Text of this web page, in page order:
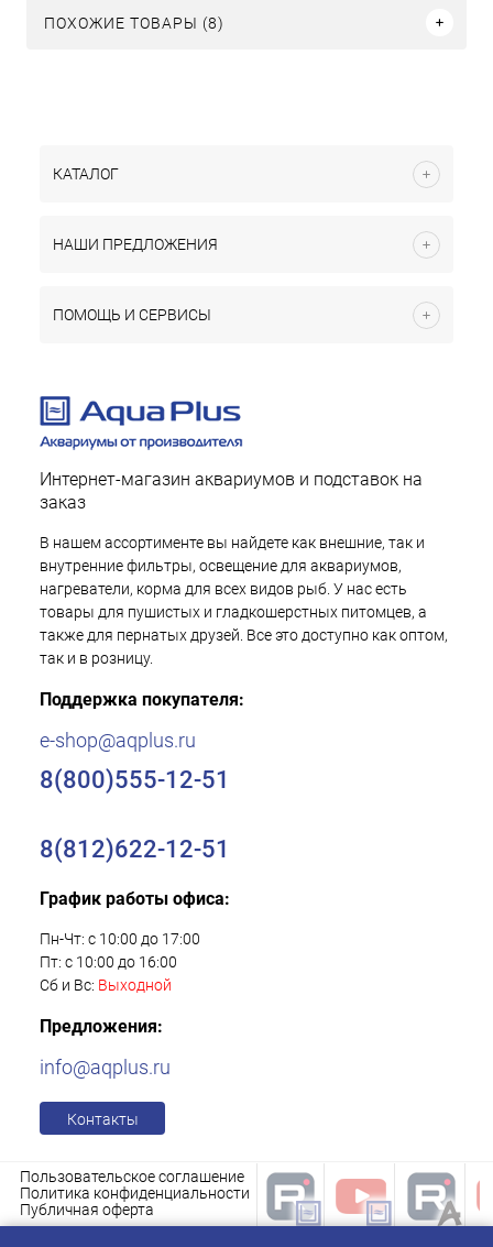
ПОХОЖИЕ ТОВАРЫ (8)
КАТАЛОГ
НАШИ ПРЕДЛОЖЕНИЯ
ПОМОЩЬ И СЕРВИСЫ
Интернет-магазин аквариумов и подставок на
заказ
В нашем ассортименте вы найдете как внешние, так и
внутренние фильтры, освещение для аквариумов,
нагреватели, корма для всех видов рыб. У нас есть
товары для пушистых и гладкошерстных питомцев, а
также для пернатых друзей. Все это доступно как оптом,
так и в розницу.
Поддержка покупателя:
e-shop@aqplus.ru
8(800)555-12-51
8(812)622-12-51
График работы офиса:
Пн-Чт: с 10:00 до 17:00
Пт: с 10:00 до 16:00
Сб и Вс: Выходной
Предложения:
info@aqplus.ru
Контакты
Пользовательское соглашение
Политика конфиденциальности
Публичная оферта